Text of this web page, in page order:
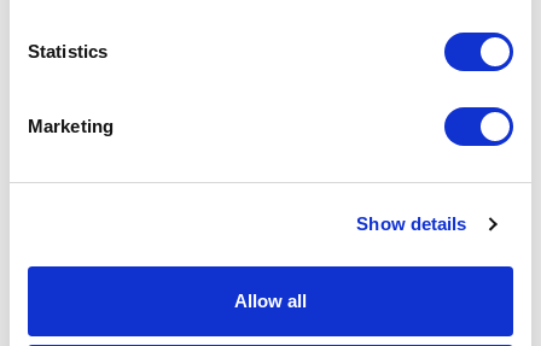
Statistics
Marketing
Show details
Allow all